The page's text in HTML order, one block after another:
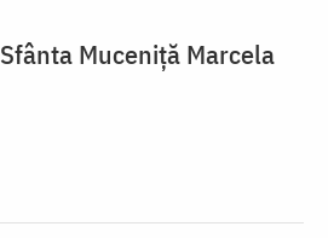
Sfânta Muceniță Marcela